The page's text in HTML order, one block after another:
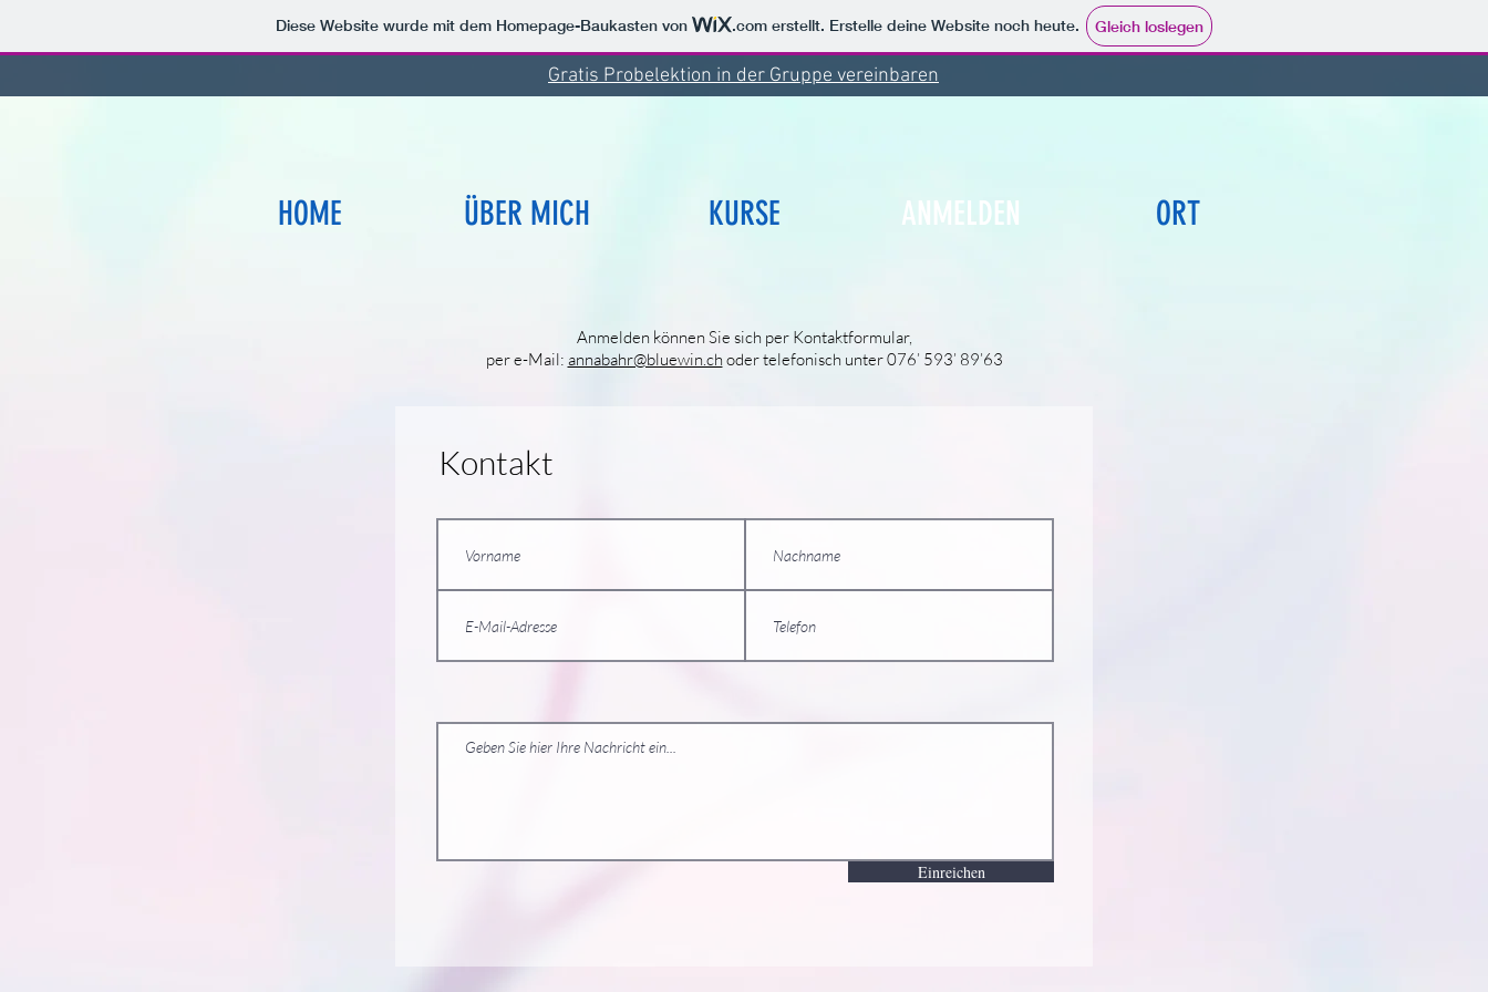
Diese Website wurde mit dem Homepage-Baukasten von .com erstellt. Erstelle deine Website noch heute. Gleich loslegen
Gratis Probelektion in der Gruppe vereinbaren
HOME ÜBER MICH KURSE ANMELDEN ORT
Anmelden können Sie sich per Kontaktformular,
per e-Mail: annabahr@bluewin.ch oder telefonisch unter 076’ 593’ 89’63
Kontakt
Einreichen